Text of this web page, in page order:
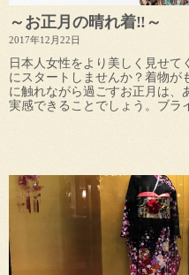
～お正月の晴れ着‼～
2017年12月22日
日本人女性をより美しく見せ
にスタートしませんか？着物が
に触れながら過ごすお正月は、
実感できることでしょう。ブ